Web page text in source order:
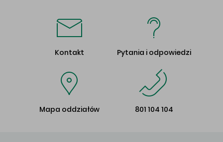
Kontakt Pytania i odpowiedzi
Mapa oddziałów 801 104 104